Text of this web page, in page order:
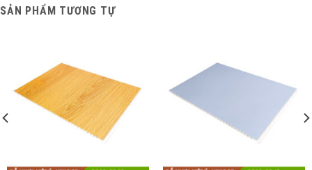
SẢN PHẨM TƯƠNG TỰ